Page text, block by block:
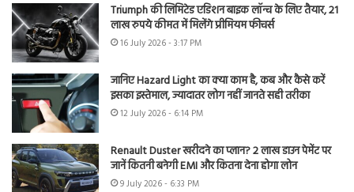
Triumph की लिमिटेड एडिशन बाइक लॉन्च के लिए तैयार, 21
लाख रुपये कीमत में मिलेंगे प्रीमियम फीचर्स
16 July 2026 - 3:17 PM
जानिए Hazard Light का क्या काम है, कब और कैसे करें
इसका इस्तेमाल, ज्यादातर लोग नहीं जानते सही तरीका
12 July 2026 - 6:14 PM
Renault Duster खरीदने का प्लान? 2 लाख डाउन पेमेंट पर
जानें कितनी बनेगी EMI और कितना देना होगा लोन
9 July 2026 - 6:33 PM